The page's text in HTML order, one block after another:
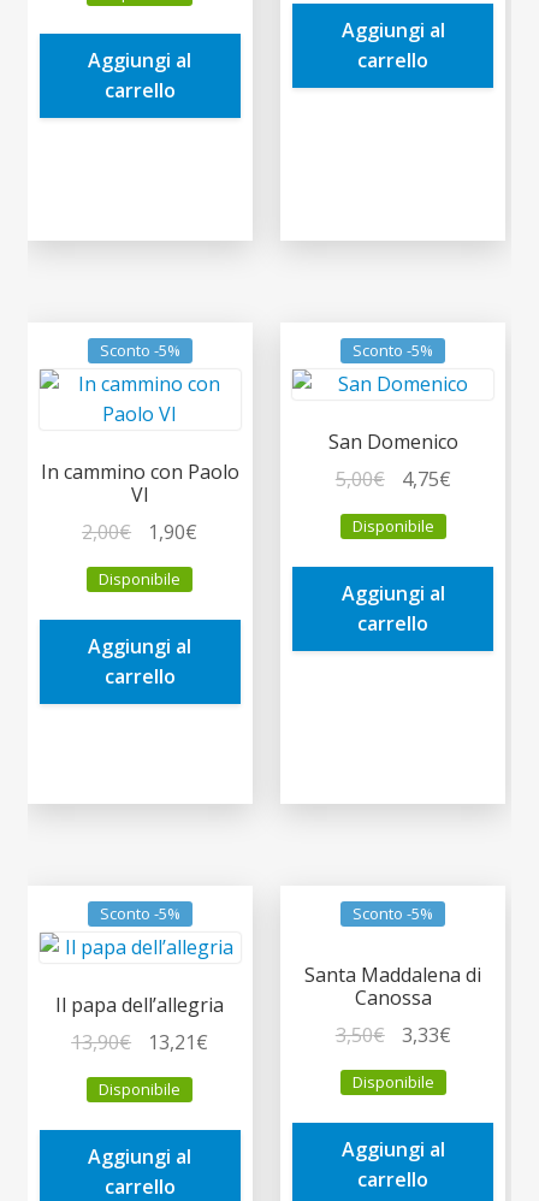
era:
7,00€.
è:
Aggiungi al
carrello
13,00€.
Aggiungi al
carrello
Sconto -5%
In cammino con Paolo
VI
2,00€
prezzo
originale
era:
2,00€.
1,90€
è:
Disponibile
Aggiungi al
carrello
Sconto -5%
San Domenico
5,00€
prezzo
originale
era:
5,00€.
4,75€Il
è:
Disponibile
Aggiungi al
carrello
Sconto -5%
Il papa dell’allegria
13,90€
prezzo
originale
era:
13,90€.
13,21€
è:
Disponibile
Aggiungi al
carrello
Sconto -5%
Santa Maddalena di
Canossa
3,50€
prezzo
originale
era:
3,50€.
3,33€Il
è:
Disponibile
Aggiungi al
carrello